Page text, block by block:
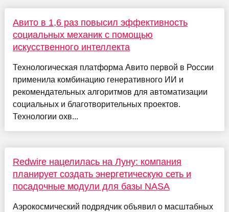
Авито в 1,6 раз повысил эффективность
социальных механик с помощью
искусственного интеллекта
Технологическая платформа Авито первой в России
применила комбинацию генеративного ИИ и
рекомендательных алгоритмов для автоматизации
социальных и благотворительных проектов.
Технологии охв...
Redwire нацелилась на Луну: компания
планирует создать энергетическую сеть и
посадочные модули для базы NASA
Аэрокосмический подрядчик объявил о масштабных